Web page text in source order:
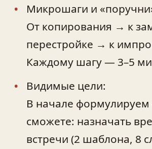
Микрошаги и
От копирования → к
перестройке → к
Каждому шагу — 3–5
Видимые цели:
В начале формулируем
сможете: назначать
встречи (2 шаблона, 8